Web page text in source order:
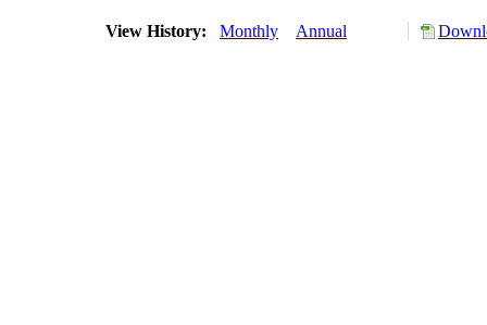
View History: Monthly Annual